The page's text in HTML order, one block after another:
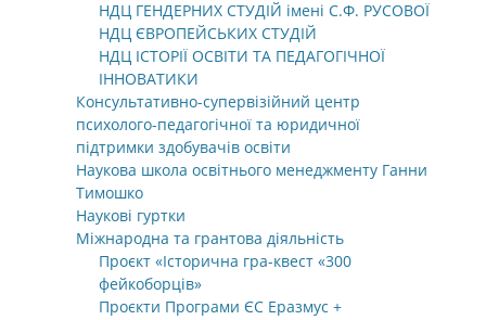
НДЦ ГЕНДЕРНИХ СТУДІЙ імені С.Ф. РУСОВОЇ
НДЦ ЄВРОПЕЙСЬКИХ СТУДІЙ
НДЦ ІСТОРІЇ ОСВІТИ ТА ПЕДАГОГІЧНОЇ
ІННОВАТИКИ
Консультативно-супервізійний центр
психолого-педагогічної та юридичної
підтримки здобувачів освіти
Наукова школа освітнього менеджменту Ганни
Тимошко
Наукові гуртки
Міжнародна та грантова діяльність
Проєкт «Історична гра-квест «300
фейкоборців»
Проєкти Програми ЄС Еразмус +